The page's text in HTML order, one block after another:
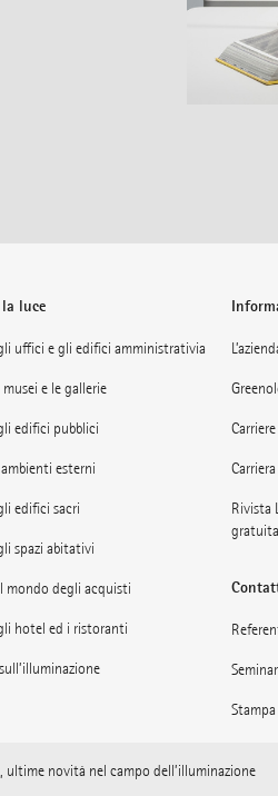
luce
uffici e gli edifici amministrativia
musei e le gallerie
edifici pubblici
esterni
edifici sacri
spazi abitativi
mondo degli acquisti
hotel ed i ristoranti
Carriera
Rivista
Stampa
novità nel campo dell’illuminazione